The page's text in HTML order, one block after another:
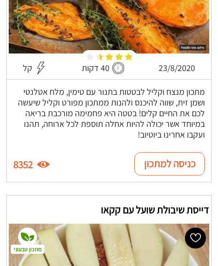
23/8/2020 40 דקות קל
מתכון מנצח וקליל לבטטות בתנור עם טימין, מלח אטלנטי
ושמן זית, שווה להיכנס ולהנות ממתכון מפורט וקליל שיעשה
לכם את החיים קלים! בטטה היא פחמימה מורכבת בריאה
במיוחד אשר יכולה להיות אחלה תוספת לכל ארוחה, תהנו
ועקבו אחרינו ביוטיוב!
כניסה למתכון 8352
דייסת שיבולת שועל עם קקאו
מתכון טבעוני